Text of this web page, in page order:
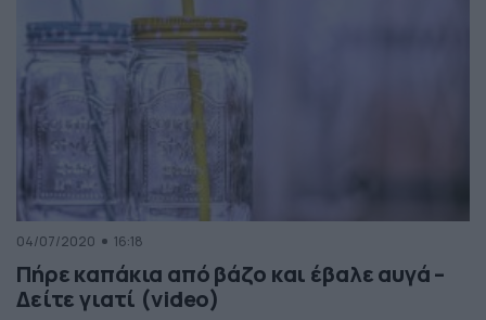
04/07/2020 16:18
Πήρε καπάκια από βάζο και έβαλε αυγά –
Δείτε γιατί (video)